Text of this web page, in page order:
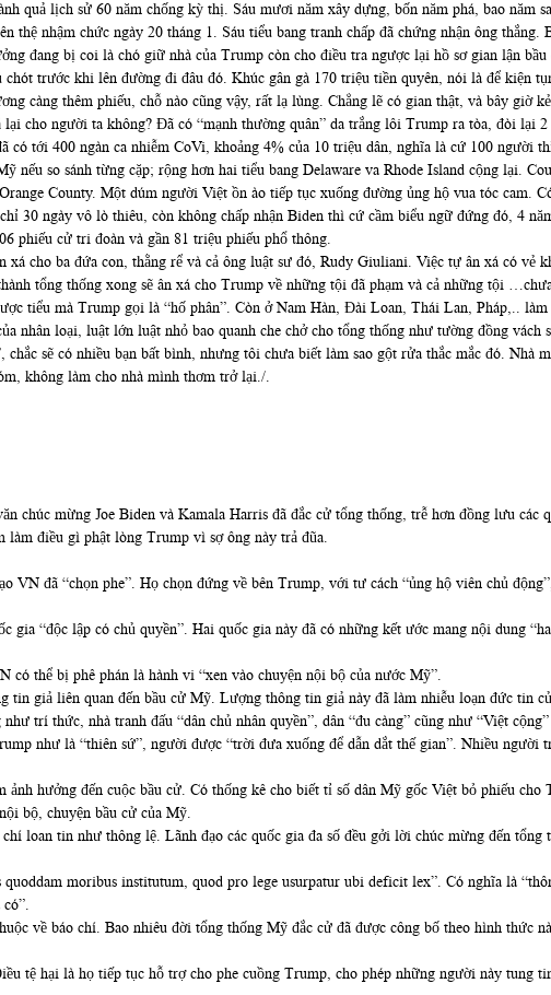
quả lịch sử 60 năm chống kỳ thị. Sáu mươi năm xây dựng, bốn năm phá, bao năm
thệ nhậm chức ngày 20 tháng 1. Sáu tiểu bang tranh chấp đã chứng nhận ông
đang bị coi là chó giữ nhà của Trump còn cho điều tra ngược lại hồ sơ gian lận
chót trước khi lên đường đi đâu đó. Khúc gân gà 170 triệu tiền quyên, nói là để kiện
càng thêm phiếu, chỗ nào cũng vậy, rất lạ lùng. Chẳng lẽ có gian thật, và bây giờ
cho người ta không? Đã có “mạnh thường quân” da trắng lôi Trump ra tòa, đòi lại
có tới 400 ngàn ca nhiễm CoVi, khoảng 4% của 10 triệu dân, nghĩa là cứ 100 người
nếu so sánh từng cặp; rộng hơn hai tiểu bang Delaware va Rhode Island cộng lại.
County. Một dúm người Việt ồn ào tiếp tục xuống đường ủng hộ vua tóc cam.
30 ngày vô lò thiêu, còn không chấp nhận Biden thì cứ cầm biểu ngữ đứng đó, 4
phiếu cử tri đoàn và gần 81 triệu phiếu phổ thông.
xá cho ba đứa con, thằng rể và cả ông luật sư đó, Rudy Giuliani. Việc tự ân xá có vẻ
tổng thống xong sẽ ân xá cho Trump về những tội đã phạm và cả những tội
tiểu mà Trump gọi là “hố phân”. Còn ở Nam Hàn, Đài Loan, Thái Lan, Pháp,..
nhân loại, luật lớn luật nhỏ bao quanh che chở cho tổng thống như tường đồng vách
sẽ có nhiều bạn bất bình, nhưng tôi chưa biết làm sao gột rửa thắc mắc đó. Nhà
không làm cho nhà mình thơm trở lại./.
chúc mừng Joe Biden và Kamala Harris đã đắc cử tổng thống, trễ hơn đồng lưu
làm điều gì phật lòng Trump vì sợ ông này trả đũa.
VN đã “chọn phe”. Họ chọn đứng về bên Trump, với tư cách “ủng hộ viên chủ
gia “độc lập có chủ quyền”. Hai quốc gia này đã có những kết ước mang nội dung
có thể bị phê phán là hành vi “xen vào chuyện nội bộ của nước Mỹ”.
tin giả liên quan đến bầu cử Mỹ. Lượng thông tin giả này đã làm nhiễu loạn đức tin
trí thức, nhà tranh đấu “dân chủ nhân quyền”, dân “đu càng” cũng như “Việt
như là “thiên sứ”, người được “trời đưa xuống để dẫn dắt thế gian”. Nhiều người
hưởng đến cuộc bầu cử. Có thống kê cho biết tỉ số dân Mỹ gốc Việt bỏ phiếu cho
bộ, chuyện bầu cử của Mỹ.
loan tin như thông lệ. Lãnh đạo các quốc gia đa số đều gởi lời chúc mừng đến
quoddam moribus institutum, quod pro lege usurpatur ubi deficit lex”. Có nghĩa là
về báo chí. Bao nhiêu đời tổng thống Mỹ đắc cử đã được công bố theo hình thức
tệ hại là họ tiếp tục hỗ trợ cho phe cuồng Trump, cho phép những người này tung